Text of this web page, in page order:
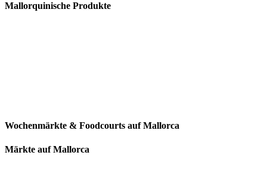
Mallorquinische Produkte
Wochenmärkte & Foodcourts auf Mallorca
Märkte auf Mallorca